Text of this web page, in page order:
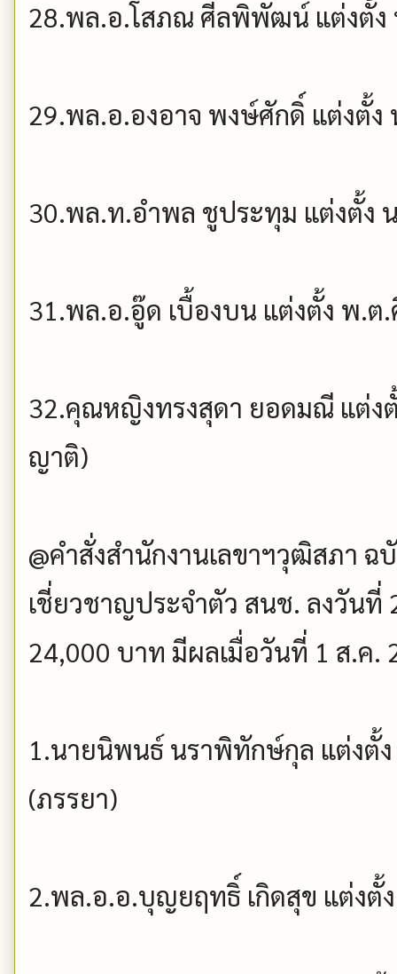
28.พล.อ.โสภณ ศีลพิพัฒน์ แต่งตั้
29.พล.อ.องอาจ พงษ์ศักดิ์ แต่งตั้
30.พล.ท.อำพล ชูประทุม แต่งตั้ง
31.พล.อ.อู๊ด เบื้องบน แต่งตั้ง พ.
32.คุณหญิงทรงสุดา ยอดมณี แต่ง
ญาติ)
@คำสั่งสำนักงานเลขาฯวุฒิสภา
เชี่ยวชาญประจำตัว สนช. ลงวันที่
24,000 บาท มีผลเมื่อวันที่ 1 ส.ค.
1.นายนิพนธ์ นราพิทักษ์กุล แต่งตั้
(ภรรยา)
2.พล.อ.อ.บุญยฤทธิ์ เกิดสุข แต่งตั้